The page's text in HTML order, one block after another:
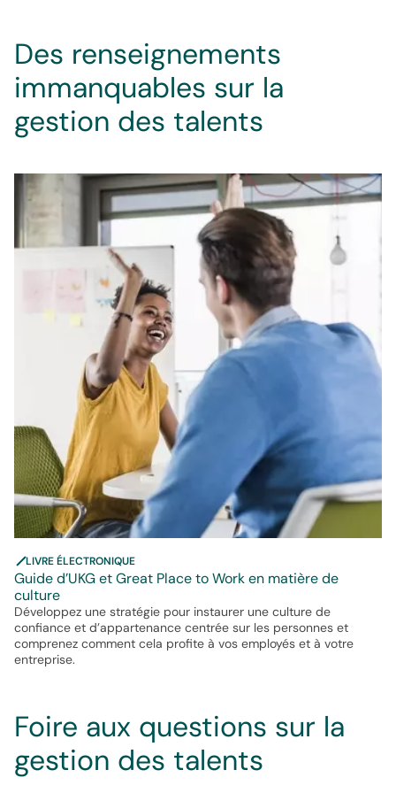
Des renseignements
immanquables sur la
gestion des talents
LIVRE ÉLECTRONIQUE
Guide d’UKG et Great Place to Work en matière de
culture
Développez une stratégie pour instaurer une culture de
confiance et d’appartenance centrée sur les personnes et
comprenez comment cela profite à vos employés et à votre
entreprise.
Foire aux questions sur la
gestion des talents